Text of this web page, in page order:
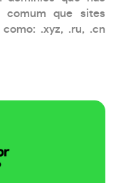
comum que sites
.xyz, .ru, .cn